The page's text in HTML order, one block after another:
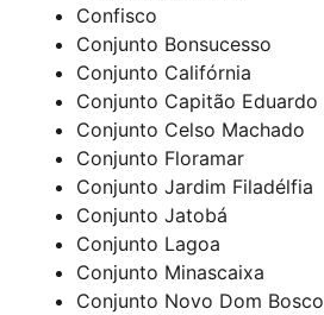
Confisco
Conjunto Bonsucesso
Conjunto Califórnia
Conjunto Capitão Eduardo
Conjunto Celso Machado
Conjunto Floramar
Conjunto Jardim Filadélfia
Conjunto Jatobá
Conjunto Lagoa
Conjunto Minascaixa
Conjunto Novo Dom Bosco